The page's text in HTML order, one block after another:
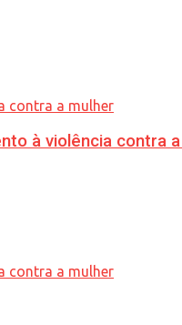
à violência contra